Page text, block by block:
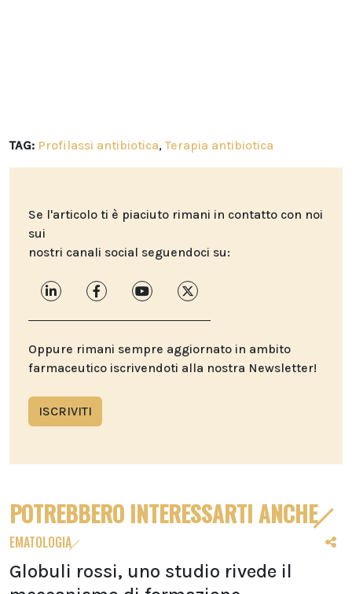
TAG: Profilassi antibiotica,Terapia antibiotica
Se l'articolo ti è piaciuto rimani in contatto con noi
sui
nostri canali social seguendoci su:
Oppure rimani sempre aggiornato in ambito
farmaceutico iscrivendoti alla nostra Newsletter!
ISCRIVITI
POTREBBERO INTERESSARTI ANCHE
EMATOLOGIA
Globuli rossi, uno studio rivede il